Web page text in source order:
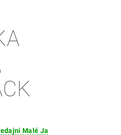
Malé Ja